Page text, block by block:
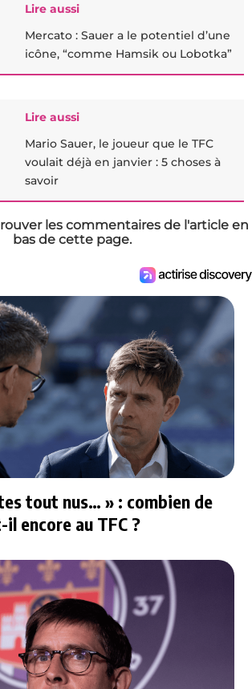
Lire aussi
Mercato : Sauer a le potentiel d’une
icône, “comme Hamsik ou Lobotka”
Lire aussi
Mario Sauer, le joueur que le TFC
voulait déjà en janvier : 5 choses à
savoir
les commentaires de l'article en
bas de cette page.
tout nus… » : combien de
encore au TFC ?